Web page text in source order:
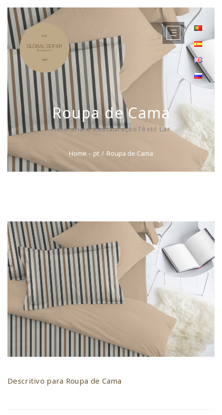
Roupa de Cama
Hotelaria e RestauraçãoTêxtil Lar
Home – pt Roupa de Cama
Descritivo para Roupa de Cama